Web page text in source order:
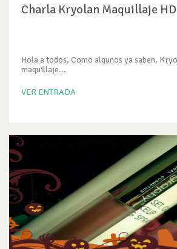
Charla Kryolan Maquillaje
Hola a todos, Como algunos ya saben,
maquillaje...
VER ENTRADA